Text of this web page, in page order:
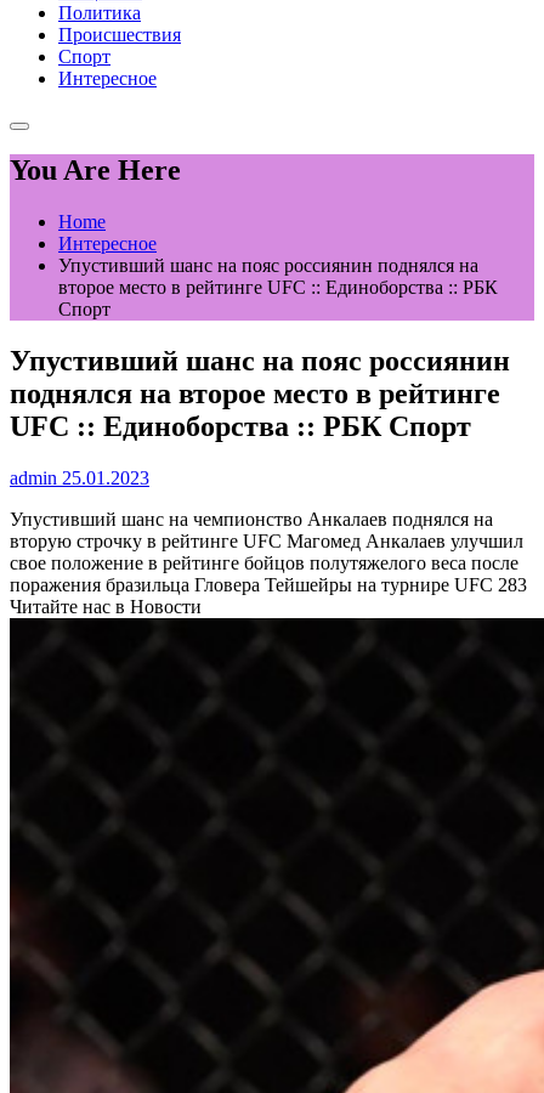
Политика
Происшествия
Спорт
Интересное
You Are Here
Home
Интересное
Упустивший шанс на пояс россиянин поднялся на
второе место в рейтинге UFС :: Единоборства :: РБК
Спорт
Упустивший шанс на пояс россиянин
поднялся на второе место в рейтинге
UFС :: Единоборства :: РБК Спорт
admin 25.01.2023
Упустивший шанс на чемпионство Анкалаев поднялся на
вторую строчку в рейтинге UFC Магомед Анкалаев улучшил
свое положение в рейтинге бойцов полутяжелого веса после
поражения бразильца Гловера Тейшейры на турнире UFC 283
Читайте нас в Новости